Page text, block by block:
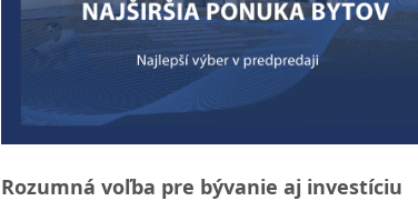
Rozumná voľba pre bývanie aj investíciu